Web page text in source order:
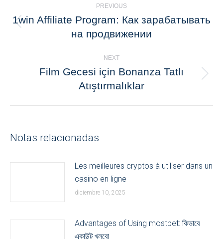
navigation
PREVIOUS
post:
1win Affiliate Program: Как зарабатывать
на продвижении
NEXT
post:
Film Gecesi için Bonanza Tatlı
Atıştırmalıklar
Notas relacionadas
Les meilleures cryptos à utiliser dans un
casino en ligne
diciembre 10, 2025
Advantages of Using mostbet: কিভাবে
একাউন্ট খুলবো